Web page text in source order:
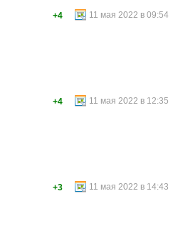
11 мая 2022 в 09:54
+4
11 мая 2022 в 12:35
+4
11 мая 2022 в 14:43
+3